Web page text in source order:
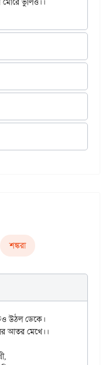
শঙ্করা
উঠ্ল ডেকে।
আতর মেখে।।